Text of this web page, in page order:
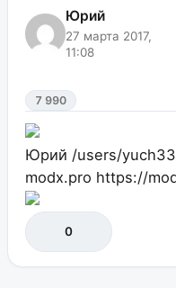
Юрий
27 марта 2017,
11:08
7 990
Юрий /users/
modx.pro https://
0